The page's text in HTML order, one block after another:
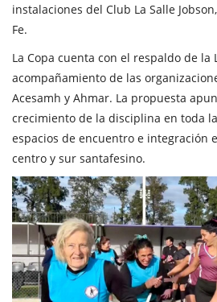
instalaciones del Club La Salle
Fe.
La Copa cuenta con el respaldo de la
acompañamiento de las
Acesamh y Ahmar. La propuesta
crecimiento de la disciplina en toda
espacios de encuentro e integración
centro y sur santafesino.